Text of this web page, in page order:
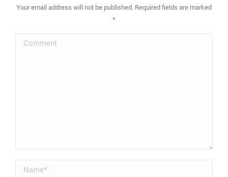
Your email address will not be published. Required fields are marked
*
Comment
Name *